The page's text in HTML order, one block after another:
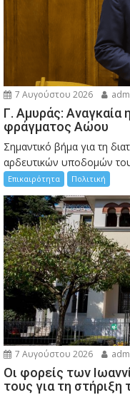
7 Αυγούστου 2026
Γ. Αμυράς: Αναγκαία
φράγματος Αώου
Σημαντικό βήμα για τη
αρδευτικών υποδομών
Επικαιρότητα Πολιτική
7 Αυγούστου 2026
Οι φορείς των
τους για τη